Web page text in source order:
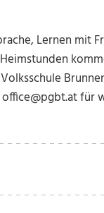
Lernen mit
für